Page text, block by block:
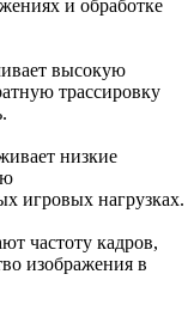
и обработке
высокую
трассировку
низкие
игровых нагрузках.
частоту кадров,
изображения в